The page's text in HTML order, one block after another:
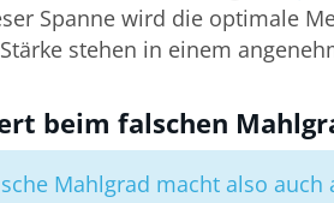
Spanne wird die optimale
stehen in einem
beim falschen
Mahlgrad macht also